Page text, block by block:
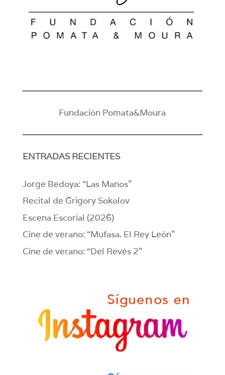
Fundación Pomata&Moura
ENTRADAS RECIENTES
Jorge Bedoya: “Las Manos”
Recital de Grigory Sokolov
Escena Escorial (2026)
Cine de verano: “Mufasa. El Rey León”
Cine de verano: “Del Revés 2”